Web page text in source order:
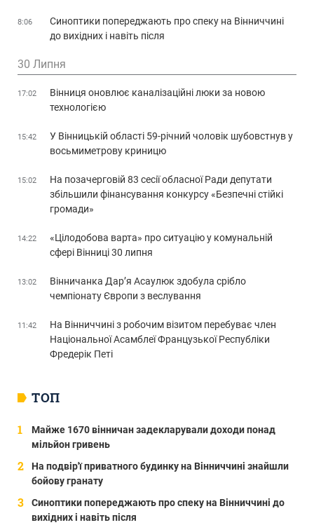
ТОП
Майже 1670 вінничан задекларували доходи понад
мільйон гривень
На подвір'ї приватного будинку на Вінниччині знайшли
бойову гранату
Синоптики попереджають про спеку на Вінниччині до
вихідних і навіть після
8:06
Синоптики попереджають про спеку на Вінниччині
до вихідних і навіть після
30 Липня
17:02
Вінниця оновлює каналізаційні люки за новою
технологією
15:42
У Вінницькій області 59-річний чоловік шубовстнув у
восьмиметрову криницю
15:02
На позачерговій 83 сесії обласної Ради депутати
збільшили фінансування конкурсу «Безпечні стійкі
громади»
14:22
«Цілодобова варта» про ситуацію у комунальній
сфері Вінниці 30 липня
13:02
Вінничанка Дар’я Асаулюк здобула срібло
чемпіонату Європи з веслування
11:42
На Вінниччині з робочим візитом перебуває член
Національної Асамблеї Французької Республіки
Фредерік Петі